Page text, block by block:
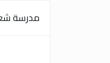
مدرسة